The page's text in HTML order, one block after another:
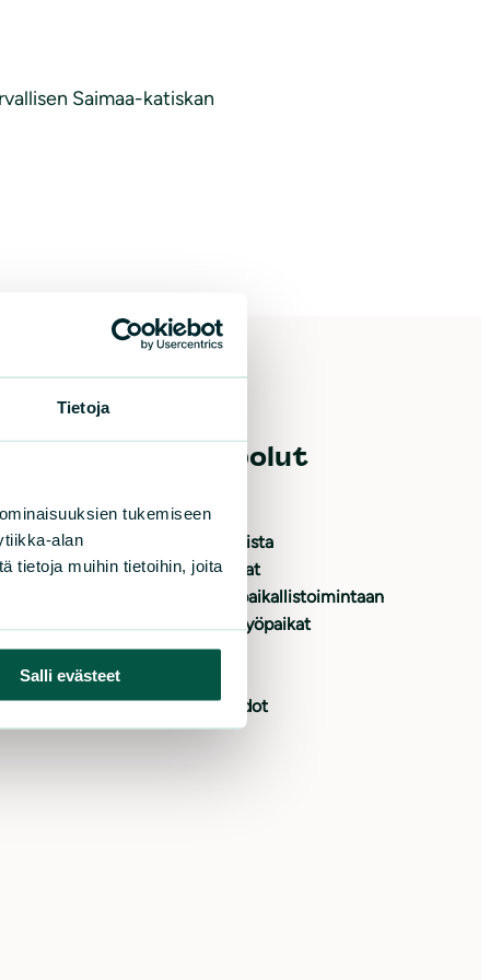
Tietoja
tukemiseen
alan
tietoja muihin tietoihin, joita
Salli evästeet
Saimaa-katiskan
Oikopolut
Etusivu
Ajankohtaista
Tapahtumat
Osallistu paikallistoimintaan
Avoimet työpaikat
Yrityksille
Yhteystiedot